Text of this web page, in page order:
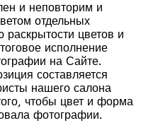
и неповторим и
отдельных
раскрытости цветов и
исполнение
на Сайте.
составляется
нашего салона
чтобы цвет и форма
фотографии.